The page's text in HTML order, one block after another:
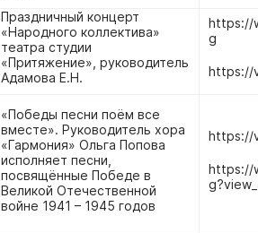
Праздничный концерт
«Народного коллектива»
театра студии
«Притяжение», руководитель
Адамова Е.Н.
https://
g
https://
«Победы песни поём все
вместе». Руководитель хора
«Гармония» Ольга Попова
исполняет песни,
посвящённые Победе в
Великой Отечественной
войне 1941 – 1945 годов
https://
https://